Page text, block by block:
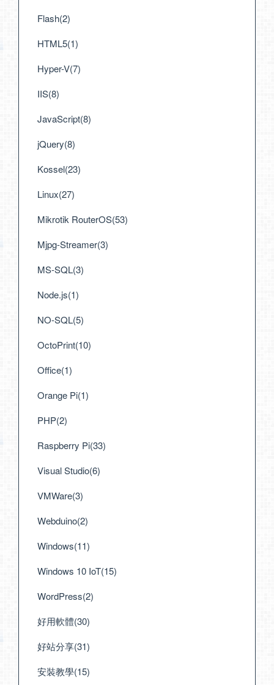
Flash(2)
HTML5(1)
Hyper-V(7)
IIS(8)
JavaScript(8)
jQuery(8)
Kossel(23)
Linux(27)
Mikrotik RouterOS(53)
Mjpg-Streamer(3)
MS-SQL(3)
Node.js(1)
NO-SQL(5)
OctoPrint(10)
Office(1)
Orange Pi(1)
PHP(2)
Raspberry Pi(33)
Visual Studio(6)
VMWare(3)
Webduino(2)
Windows(11)
Windows 10 IoT(15)
WordPress(2)
好用軟體(30)
好站分享(31)
安裝教學(15)